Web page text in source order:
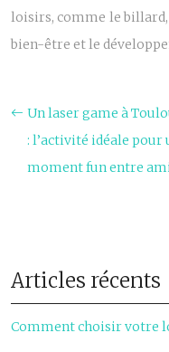
loisirs, comme le
bien-être et le
Un laser game à
: l’activité idéale pour
moment fun entre
Articles récents
Comment choisir votre